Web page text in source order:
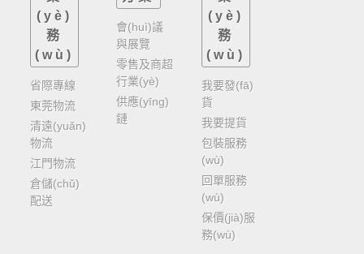
(yè)
務
(wù)
省際專線
東莞物流
清遠(yuǎn)
物流
江門物流
倉儲(chǔ)
配送
會(huì)議
與展覽
零售及商超
行業(yè)
供應(yīng)
鏈
(yè)
務
(wù)
我要發(fā)
貨
我要提貨
包裝服務
(wù)
回單服務
(wù)
保價(jià)服
務(wù)